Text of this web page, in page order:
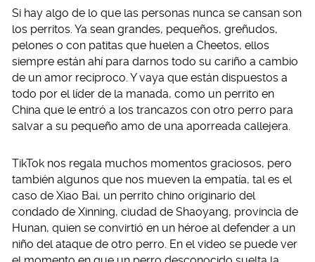
Si hay algo de lo que las personas nunca se cansan son
los perritos. Ya sean grandes, pequeños, greñudos,
pelones o con patitas que huelen a Cheetos, ellos
siempre están ahí para darnos todo su cariño a cambio
de un amor recíproco. Y vaya que están dispuestos a
todo por el líder de la manada, como un perrito en
China que le entró a los trancazos con otro perro para
salvar a su pequeño amo de una aporreada callejera.
TikTok nos regala muchos momentos graciosos, pero
también algunos que nos mueven la empatía, tal es el
caso de Xiao Bai, un perrito chino originario del
condado de Xinning, ciudad de Shaoyang, provincia de
Hunan, quien se convirtió en un héroe al defender a un
niño del ataque de otro perro. En el video se puede ver